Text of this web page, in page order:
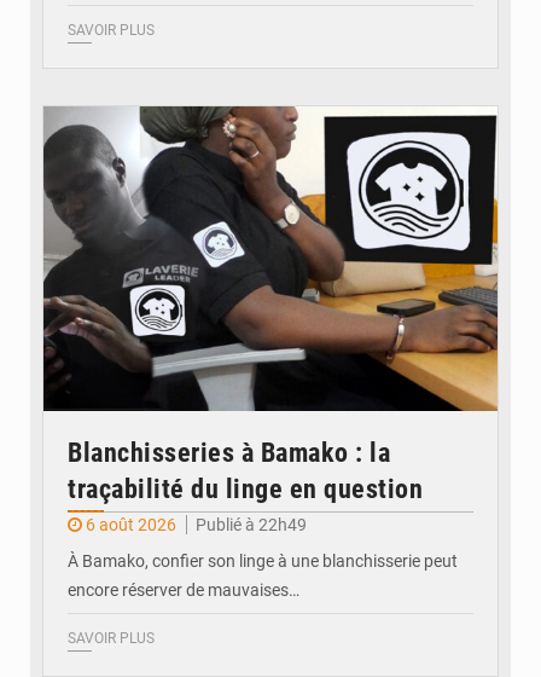
SAVOIR PLUS
Blanchisseries à Bamako : la
traçabilité du linge en question
6 août 2026
Publié à 22h49
À Bamako, confier son linge à une blanchisserie peut
encore réserver de mauvaises…
SAVOIR PLUS